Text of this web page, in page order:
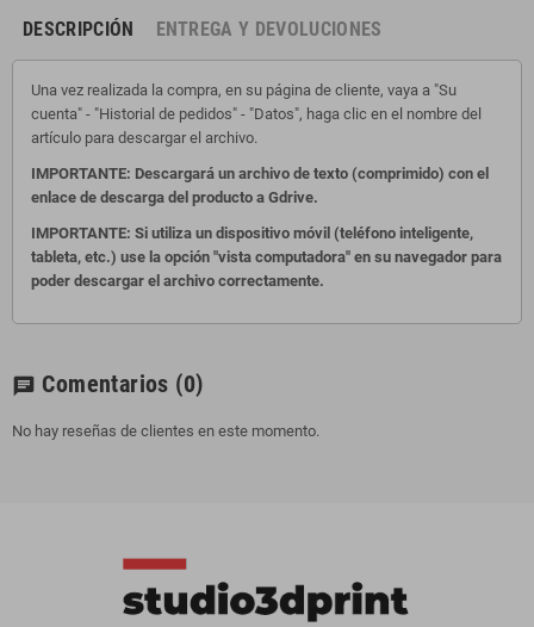
DESCRIPCIÓN ENTREGA Y DEVOLUCIONES
Una vez realizada la compra, en su página de cliente, vaya a "Su
cuenta" - "Historial de pedidos" - "Datos", haga clic en el nombre del
artículo para descargar el archivo.
IMPORTANTE: Descargará un archivo de texto (comprimido) con el
enlace de descarga del producto a Gdrive.
IMPORTANTE: Si utiliza un dispositivo móvil (teléfono inteligente,
tableta, etc.) use la opción "vista computadora" en su navegador para
poder descargar el archivo correctamente.
chat Comentarios (0)
No hay reseñas de clientes en este momento.